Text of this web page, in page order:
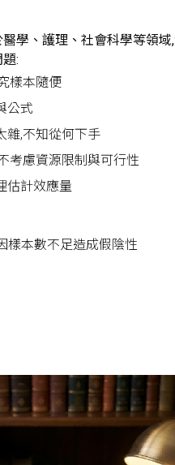
學、護理、社會科學等領
:
樣本隨便
公式
雜,不知從何下手
考慮資源限制與可行性
估計效應量
樣本數不足造成假陰性